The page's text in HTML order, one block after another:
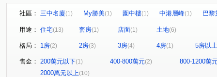
社區： 三中名廈(1) My勝美(1) 園中樓(1) 中港層峰(1)
巴黎
文心1
瑞聯天地U區 圓環東路312巷31號
博館路 青海路二段 立德街 上安路
文心
河南東二街(1) 大富路三段 (2) 福聯街 圓環東路(1)
環中路三段 (1)
用途： 住宅(13) 套房(1) 店面(1) 土地(6)
格局： 1房(2) 2房(3) 3房(4) 4房(1) 5房以上
售金： 200萬元以下(1) 400-800萬元(2)
800-1200萬
2000萬元以上(10)